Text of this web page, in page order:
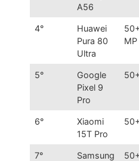
A56
4°
Huawei
Pura 80
Ultra
MP
5°
Google
Pixel 9
Pro
6°
Xiaomi
15T Pro
7°
Samsung